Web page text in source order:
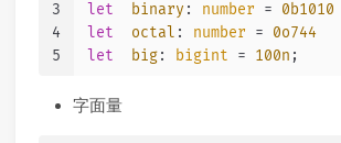
3
4
5
let
binary : number = 0b1010
let
octal : number = 0o744
let
big: bigint = 100n ;
字面量